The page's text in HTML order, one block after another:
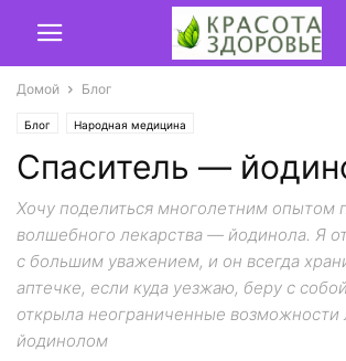
Домой Блог
Блог Народная медицина
Спаситель —
Хочу поделиться многолетним опытом
волшебного лекарства — йодинола. Я
с большим уважением, и он всегда
аптечке, если куда уезжаю, беру с
открыла неограниченные возможности
йодинолом